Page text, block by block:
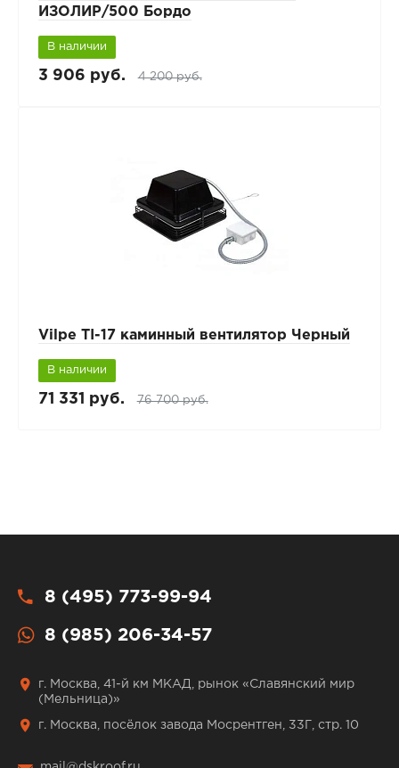
ИЗОЛИР/500 Бордо
В наличии
3 906 руб. 4 200 руб.
Vilpe TI-17 каминный вентилятор Черный
В наличии
71 331 руб. 76 700 руб.
8 (495) 773-99-94
8 (985) 206-34-57
г. Москва, 41-й км МКАД, рынок «Славянский мир
(Мельница)»
г. Москва, посёлок завода Мосрентген, 33Г, стр. 10